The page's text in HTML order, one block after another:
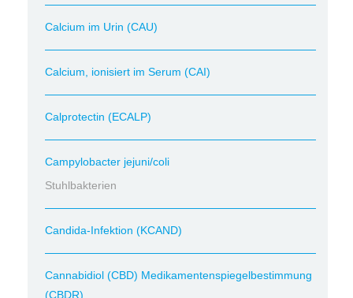
Calcium im Urin (CAU)
Calcium, ionisiert im Serum (CAI)
Calprotectin (ECALP)
Campylobacter jejuni/coli
Stuhlbakterien
Candida-Infektion (KCAND)
Cannabidiol (CBD) Medikamentenspiegelbestimmung
(CBDR)